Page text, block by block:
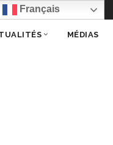
Français
MÉDIAS